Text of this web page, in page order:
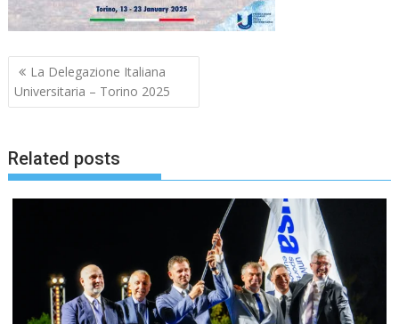
Navigazione
articoli
La Delegazione Italiana
Universitaria – Torino 2025
Related posts